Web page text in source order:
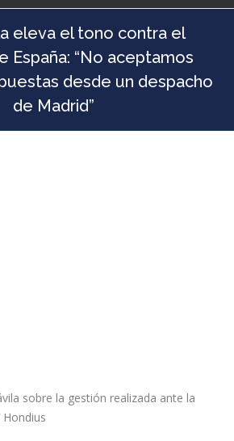
eleva el tono contra el
España: “No aceptamos